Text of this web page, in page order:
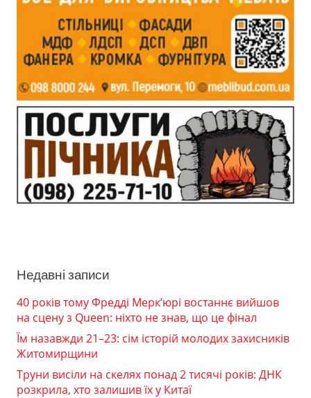
Недавні записи
40 років тому Фредді Мерк’юрі востаннє вийшов
на сцену з Queen: ніхто не знав, що це фінал
Їм назавжди 21–23: сім історій молодих захисників
Житомирщини
Труни висіли на скелях понад 2 тисячі років: ДНК
розкрила, хто залишив їх у Китаї